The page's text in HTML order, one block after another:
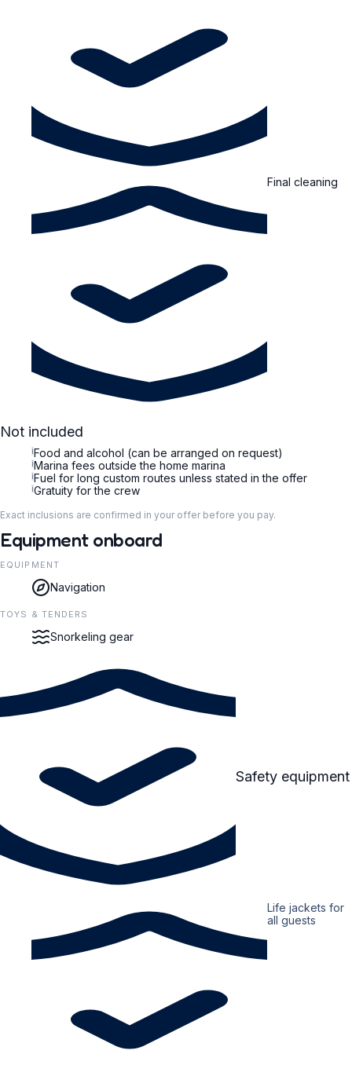
Final cleaning
Not included
iFood and alcohol (can be arranged on request)
iMarina fees outside the home marina
iFuel for long custom routes unless stated in the offer
iGratuity for the crew
Exact inclusions are confirmed in your offer before you pay.
Equipment onboard
EQUIPMENT
Navigation
TOYS & TENDERS
Snorkeling gear
Safety equipment
Life jackets for
all guests